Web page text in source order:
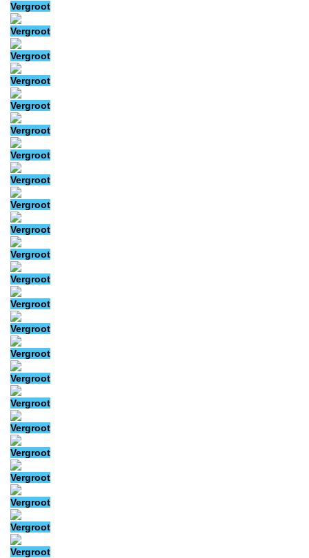
Vergroot
Vergroot
Vergroot
Vergroot
Vergroot
Vergroot
Vergroot
Vergroot
Vergroot
Vergroot
Vergroot
Vergroot
Vergroot
Vergroot
Vergroot
Vergroot
Vergroot
Vergroot
Vergroot
Vergroot
Vergroot
Vergroot
Vergroot